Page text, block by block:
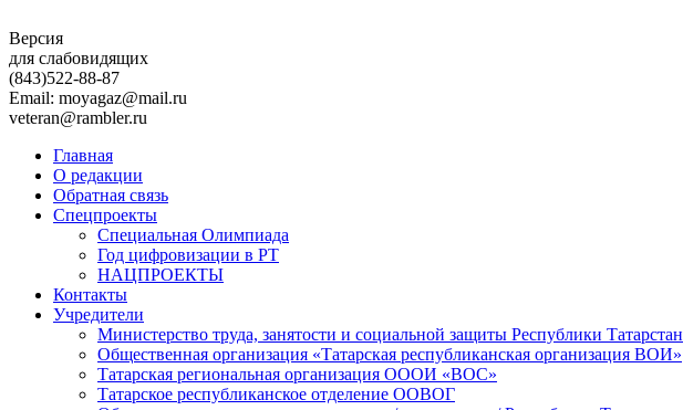
Версия
для слабовидящих
(843)522-88-87
Email: moyagaz@mail.ru
veteran@rambler.ru
Главная
О редакции
Обратная связь
Спецпроекты
Специальная Олимпиада
Год цифровизации в РТ
НАЦПРОЕКТЫ
Контакты
Учредители
Министерство труда, занятости и социальной защиты Республики Татарстан
Общественная организация «Татарская республиканская организация ВОИ»
Татарская региональная организация ОООИ «ВОС»
Татарское республиканское отделение ООВОГ